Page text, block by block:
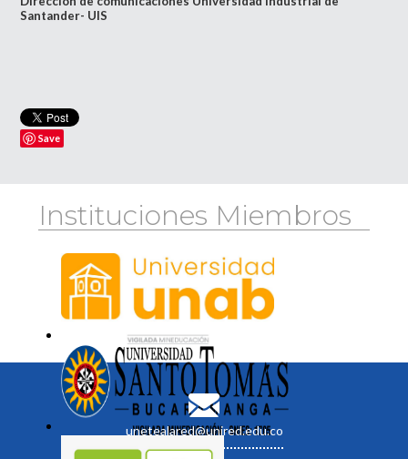
Santander- UIS
Save
Instituciones Miembros
unetealared@unired.edu.co